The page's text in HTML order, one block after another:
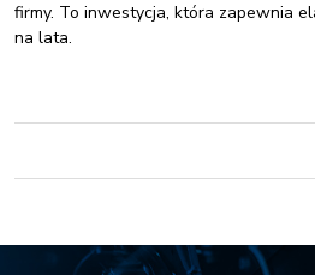
firmy. To inwestycja, która zapewnia
na lata.